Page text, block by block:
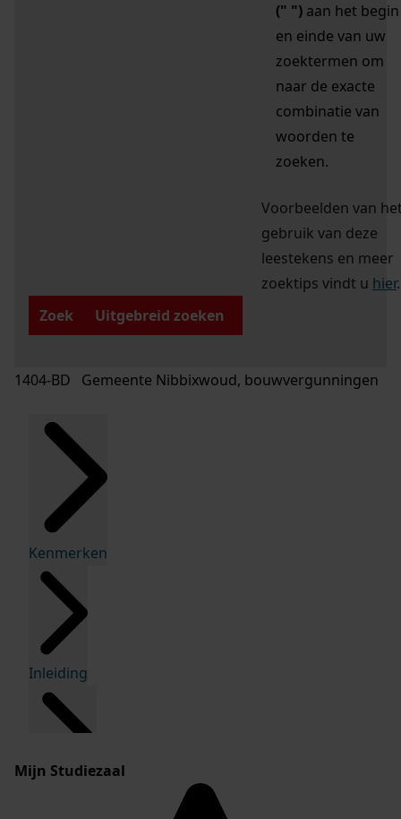
(" ") aan het begin
en einde van uw
zoektermen om
naar de exacte
combinatie van
woorden te
zoeken.
Voorbeelden van
gebruik van deze
leestekens en meer
zoektips vindt u hier.
Zoek
Uitgebreid zoeken
1404-BD Gemeente Nibbixwoud, bouwvergunningen
Kenmerken
Inleiding
Mijn Studiezaal